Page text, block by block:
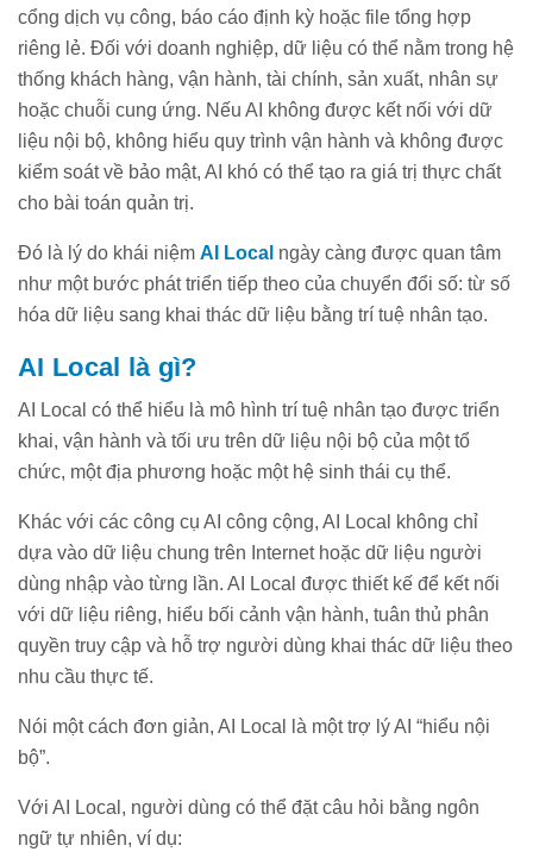
cổng dịch vụ công, báo cáo định kỳ hoặc file tổng hợp
riêng lẻ. Đối với doanh nghiệp, dữ liệu có thể nằm trong hệ
thống khách hàng, vận hành, tài chính, sản xuất, nhân sự
hoặc chuỗi cung ứng. Nếu AI không được kết nối với dữ
liệu nội bộ, không hiểu quy trình vận hành và không được
kiểm soát về bảo mật, AI khó có thể tạo ra giá trị thực chất
cho bài toán quản trị.
Đó là lý do khái niệm AI Local ngày càng được quan tâm
như một bước phát triển tiếp theo của chuyển đổi số: từ số
hóa dữ liệu sang khai thác dữ liệu bằng trí tuệ nhân tạo.
AI Local là gì?
AI Local có thể hiểu là mô hình trí tuệ nhân tạo được triển
khai, vận hành và tối ưu trên dữ liệu nội bộ của một tổ
chức, một địa phương hoặc một hệ sinh thái cụ thể.
Khác với các công cụ AI công cộng, AI Local không chỉ
dựa vào dữ liệu chung trên Internet hoặc dữ liệu người
dùng nhập vào từng lần. AI Local được thiết kế để kết nối
với dữ liệu riêng, hiểu bối cảnh vận hành, tuân thủ phân
quyền truy cập và hỗ trợ người dùng khai thác dữ liệu theo
nhu cầu thực tế.
Nói một cách đơn giản, AI Local là một trợ lý AI “hiểu nội
bộ”.
Với AI Local, người dùng có thể đặt câu hỏi bằng ngôn
ngữ tự nhiên, ví dụ: